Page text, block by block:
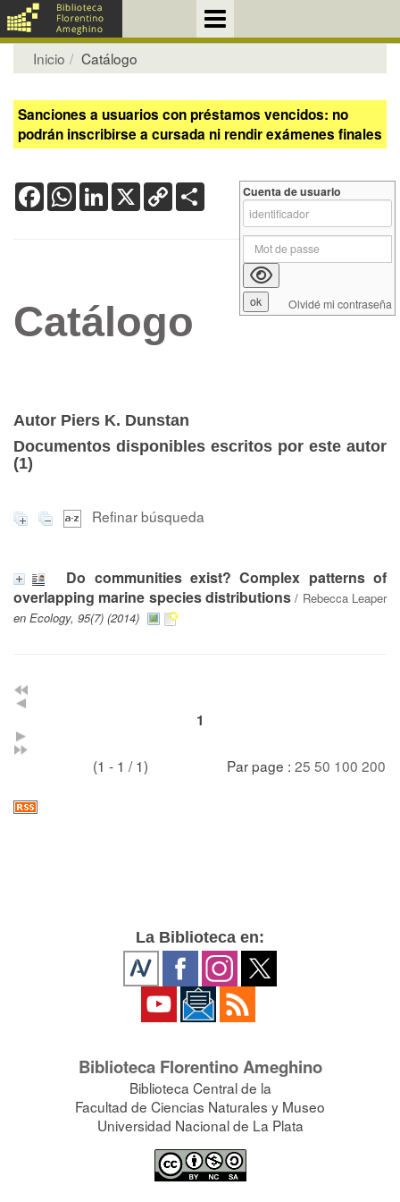
Inicio Catálogo
Sanciones a usuarios con préstamos vencidos: no
podrán inscribirse a cursada ni rendir exámenes finales
FacebookWhatsApp
LinkedIn
X Copy
Link
Catálogo
Autor Piers K. Dunstan
Documentos disponibles escritos por este autor
(1)
Refinar búsqueda
Do communities exist? Complex patterns of
overlapping marine species distributions / Rebecca Leaper
en Ecology, 95(7) (2014)
1
(1 - 1 / 1) Par page : 25 50 100 200
Cuenta de usuario
Olvidé mi contraseña
La Biblioteca en:
Biblioteca Florentino Ameghino
Biblioteca Central de la
Facultad de Ciencias Naturales y Museo
Universidad Nacional de La Plata